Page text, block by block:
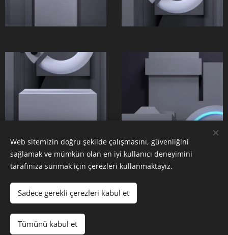
© 2025 Tüm hakları saklıdır
Barbaros Teknoloji
Web sitemizin doğru şekilde çalışmasını, güvenliğini
sağlamak ve mümkün olan en iyi kullanıcı deneyimini
tarafınıza sunmak için çerezleri kullanmaktayız.
Sadece gerekli çerezleri kabul et
Tümünü kabul et